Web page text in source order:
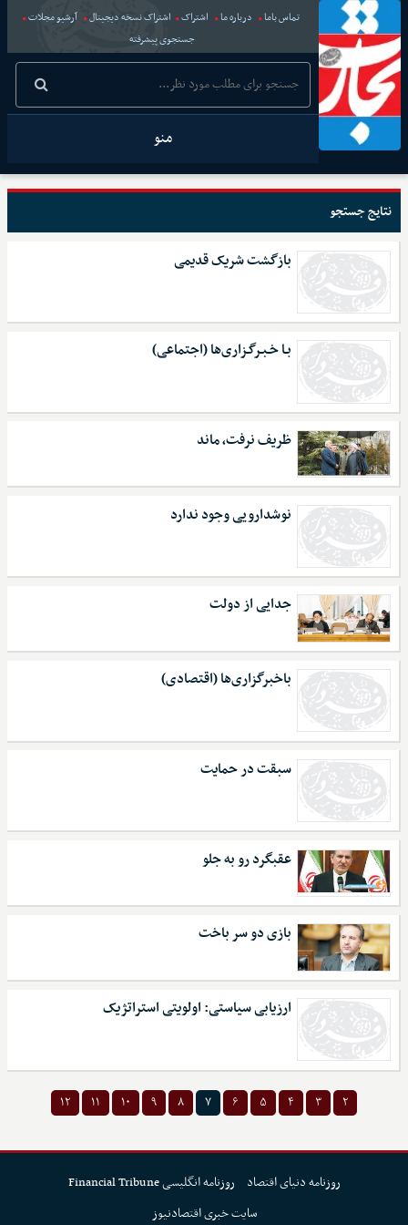
تماس باما درباره ما اشتراک اشتراک نسخه دیجیتال
آرشیو مجلات
جستجوی پیشرفته
منو
نتایج جستجو
بازگشت شریک قدیمی
بـا خـبـرگـزاری‌ها (اجتماعی)
ظریف نرفت، ماند
نوشدارویی وجود ندارد
جدایی از دولت
باخبرگزاری‌ها (اقتصادی)
سبقت در حمایت
عقبگرد رو به جلو
بازی دو سر باخت
ارزیابی سیاستی: اولویتی استراتژیک
۲ ۳ ۴ ۵ ۶ ۷ ۸ ۹ ۱۰ ۱۱ ۱۲
روزنامه دنیای اقتصاد
روزنامه انگلیسی Financial Tribune
سایت خبری اقتصادنیوز